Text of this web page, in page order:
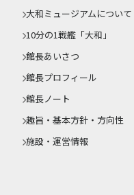
大和ミュージアムについて
10分の1戦艦「大和」
館長あいさつ
館長プロフィール
館長ノート
趣旨・基本方針・方向性
施設・運営情報